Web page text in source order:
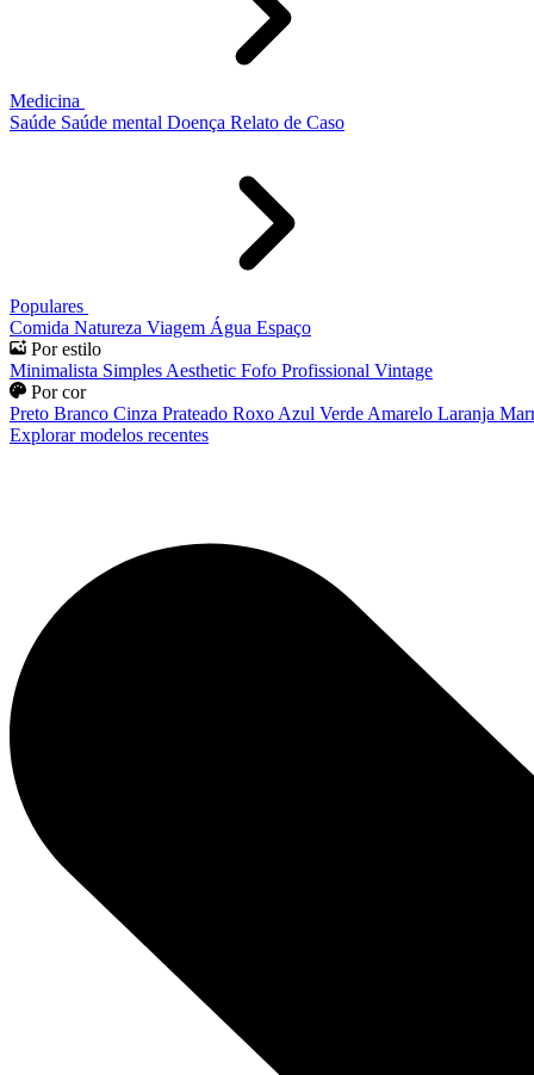
Medicina
Saúde Saúde mental Doença Relato de Caso
Populares
Comida Natureza Viagem Água Espaço
Por estilo
Minimalista Simples Aesthetic Fofo Profissional Vintage
Por cor
Preto Branco Cinza Prateado Roxo Azul Verde Amarelo Laranja
Explorar modelos recentes